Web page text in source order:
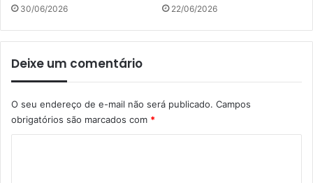
30/06/2026 22/06/2026
Deixe um comentário
O seu endereço de e-mail não será publicado. Campos
obrigatórios são marcados com *